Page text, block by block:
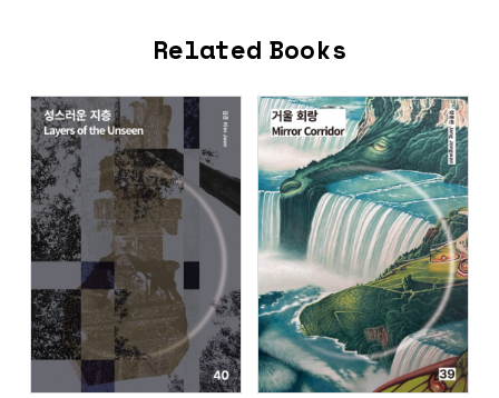
Related Books